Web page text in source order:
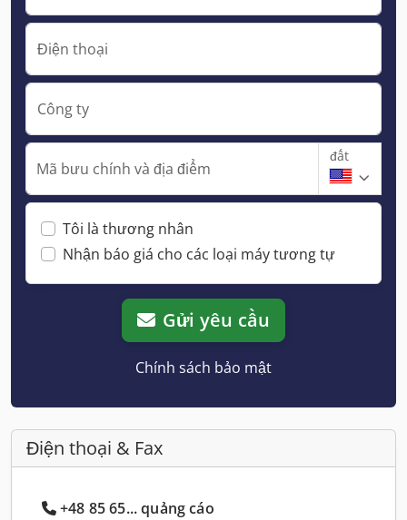
Điện thoại
Công ty
Mã bưu chính và địa điểm
đất
Tôi là thương nhân
Nhận báo giá cho các loại máy tương tự
Gửi yêu cầu
Chính sách bảo mật
Điện thoại & Fax
+48 85 65... quảng cáo